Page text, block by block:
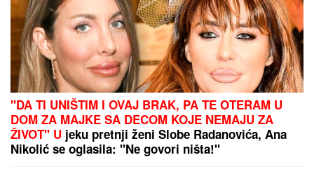
GRUPNA IZLOŽBA "IDENTITETI" U BLOK GALERIJI
:Više lica istine